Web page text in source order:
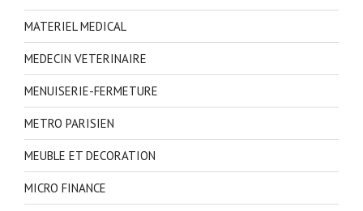
MATERIEL MEDICAL
MEDECIN VETERINAIRE
MENUISERIE-FERMETURE
METRO PARISIEN
MEUBLE ET DECORATION
MICRO FINANCE